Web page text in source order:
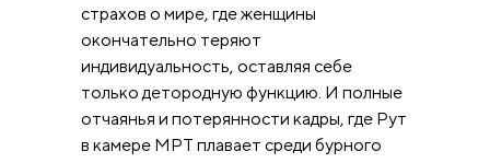
страхов о мире, где женщины
окончательно теряют
индивидуальность, оставляя себе
только детородную функцию. И полные
отчаянья и потерянности кадры, где Рут
в камере МРТ плавает среди бурного